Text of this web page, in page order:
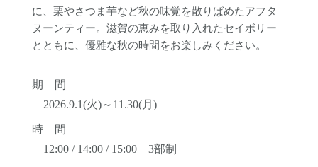
に、栗やさつま芋など秋の味覚を散りばめたアフタ
ヌーンティー。滋賀の恵みを取り入れたセイボリー
とともに、優雅な秋の時間をお楽しみください。
期 間
2026.9.1(火)～11.30(月)
時 間
12:00 / 14:00 / 15:00 3部制